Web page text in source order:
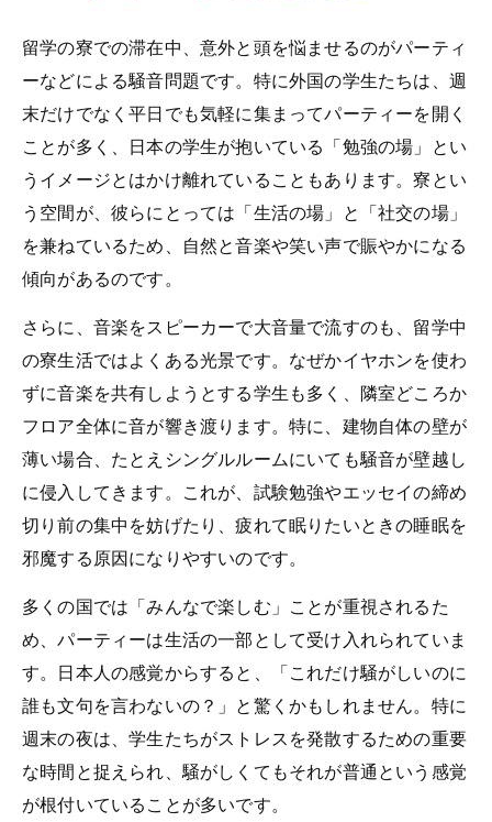
留学の寮での滞在中、意外と頭を悩ませるのがパーティ
ーなどによる騒音問題です。特に外国の学生たちは、週
末だけでなく平日でも気軽に集まってパーティーを開く
ことが多く、日本の学生が抱いている「勉強の場」とい
うイメージとはかけ離れていることもあります。寮とい
う空間が、彼らにとっては「生活の場」と「社交の場」
を兼ねているため、自然と音楽や笑い声で賑やかになる
傾向があるのです。
さらに、音楽をスピーカーで大音量で流すのも、留学中
の寮生活ではよくある光景です。なぜかイヤホンを使わ
ずに音楽を共有しようとする学生も多く、隣室どころか
フロア全体に音が響き渡ります。特に、建物自体の壁が
薄い場合、たとえシングルルームにいても騒音が壁越し
に侵入してきます。これが、試験勉強やエッセイの締め
切り前の集中を妨げたり、疲れて眠りたいときの睡眠を
邪魔する原因になりやすいのです。
多くの国では「みんなで楽しむ」ことが重視されるた
め、パーティーは生活の一部として受け入れられていま
す。日本人の感覚からすると、「これだけ騒がしいのに
誰も文句を言わないの？」と驚くかもしれません。特に
週末の夜は、学生たちがストレスを発散するための重要
な時間と捉えられ、騒がしくてもそれが普通という感覚
が根付いていることが多いです。